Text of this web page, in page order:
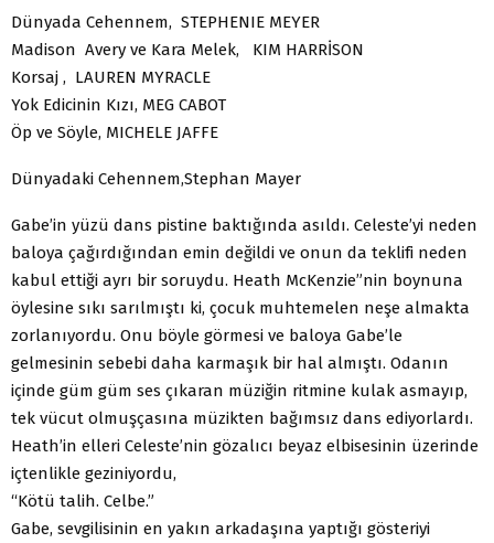
Dünyada Cehennem, STEPHENIE MEYER
Madison Avery ve Kara Melek, KIM HARRİSON
Korsaj , LAUREN MYRACLE
Yok Edicinin Kızı, MEG CABOT
Öp ve Söyle, MICHELE JAFFE
Dünyadaki Cehennem,Stephan Mayer
Gabe’in yüzü dans pistine baktığında asıldı. Celeste’yi neden
baloya çağırdığından emin değildi ve onun da teklifi neden
kabul ettiği ayrı bir soruydu. Heath McKenzie”nin boynuna
öylesine sıkı sarılmıştı ki, çocuk muhtemelen neşe almakta
zorlanıyordu. Onu böyle görmesi ve baloya Gabe’le
gelmesinin sebebi daha karmaşık bir hal almıştı. Odanın
içinde güm güm ses çıkaran müziğin ritmine kulak asmayıp,
tek vücut olmuşçasına müzikten bağımsız dans ediyorlardı.
Heath’in elleri Celeste’nin gözalıcı beyaz elbisesinin üzerinde
içtenlikle geziniyordu,
“Kötü talih. Celbe.”
Gabe, sevgilisinin en yakın arkadaşına yaptığı gösteriyi